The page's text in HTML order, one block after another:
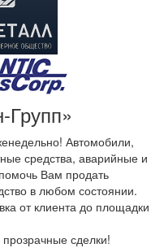
Групп»
Автомобили,
средства, аварийные и
Вам продать
в любом состоянии.
от клиента до площадки
прозрачные сделки!